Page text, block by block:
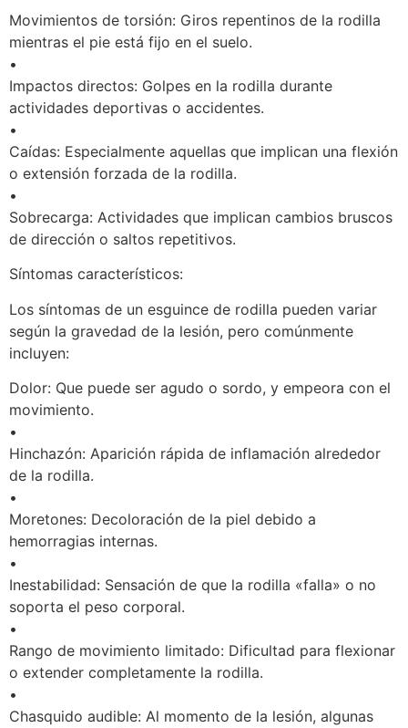
Movimientos de torsión: Giros repentinos de la rodilla
mientras el pie está fijo en el suelo.
•
Impactos directos: Golpes en la rodilla durante
actividades deportivas o accidentes.
•
Caídas: Especialmente aquellas que implican una flexión
o extensión forzada de la rodilla.
•
Sobrecarga: Actividades que implican cambios bruscos
de dirección o saltos repetitivos.
Síntomas característicos:
Los síntomas de un esguince de rodilla pueden variar
según la gravedad de la lesión, pero comúnmente
incluyen:
Dolor: Que puede ser agudo o sordo, y empeora con el
movimiento.
•
Hinchazón: Aparición rápida de inflamación alrededor
de la rodilla.
•
Moretones: Decoloración de la piel debido a
hemorragias internas.
•
Inestabilidad: Sensación de que la rodilla «falla» o no
soporta el peso corporal.
•
Rango de movimiento limitado: Dificultad para flexionar
o extender completamente la rodilla.
•
Chasquido audible: Al momento de la lesión, algunas